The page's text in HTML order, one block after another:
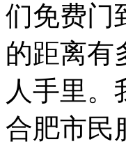
们免费门
的距离有
人手里
合肥市民